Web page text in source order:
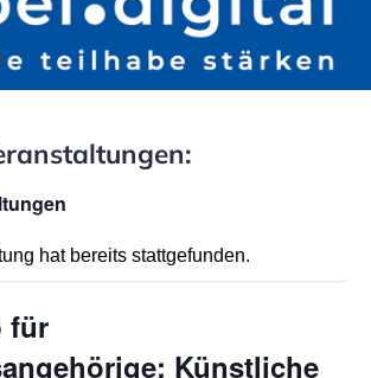
hat bereits stattgefunden.
für
Künstliche